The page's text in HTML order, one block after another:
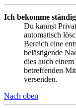
Ich bekomme
Du kannst
automatisch
Bereich eine
belästigende
dies auch
betreffenden
versenden.
Nach oben